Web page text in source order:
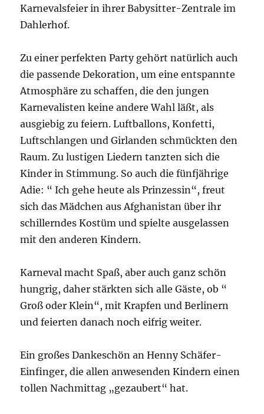
Karnevalsfeier in ihrer Babysitter-Zentrale im
Dahlerhof.
Zu einer perfekten Party gehört natürlich auch
die passende Dekoration, um eine entspannte
Atmosphäre zu schaffen, die den jungen
Karnevalisten keine andere Wahl läßt, als
ausgiebig zu feiern. Luftballons, Konfetti,
Luftschlangen und Girlanden schmückten den
Raum. Zu lustigen Liedern tanzten sich die
Kinder in Stimmung. So auch die fünfjährige
Adie: “ Ich gehe heute als Prinzessin“, freut
sich das Mädchen aus Afghanistan über ihr
schillerndes Kostüm und spielte ausgelassen
mit den anderen Kindern.
Karneval macht Spaß, aber auch ganz schön
hungrig, daher stärkten sich alle Gäste, ob “
Groß oder Klein“, mit Krapfen und Berlinern
und feierten danach noch eifrig weiter.
Ein großes Dankeschön an Henny Schäfer-
Einfinger, die allen anwesenden Kindern einen
tollen Nachmittag „gezaubert“ hat.